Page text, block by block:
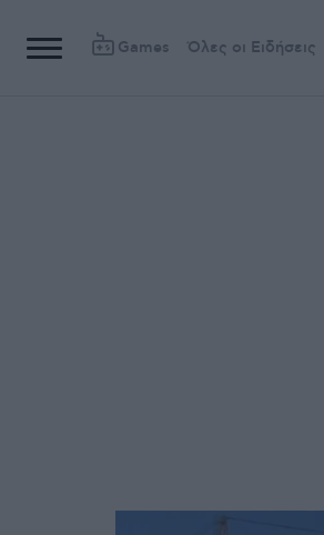
Games Όλες οι Ειδήσεις